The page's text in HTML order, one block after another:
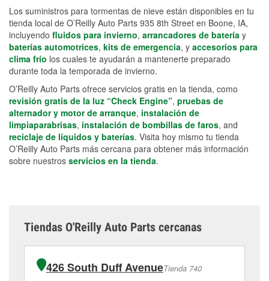
Los suministros para tormentas de nieve están disponibles en tu
tienda local de O’Reilly Auto Parts 935 8th Street en Boone, IA,
incluyendo fluidos para invierno, arrancadores de batería y
baterías automotrices, kits de emergencia, y accesorios para
clima frío los cuales te ayudarán a mantenerte preparado
durante toda la temporada de invierno.
O’Reilly Auto Parts ofrece servicios gratis en la tienda, como
revisión gratis de la luz “Check Engine”, pruebas de
alternador y motor de arranque, instalación de
limpiaparabrisas, instalación de bombillas de faros, and
reciclaje de líquidos y baterías. Visita hoy mismo tu tienda
O’Reilly Auto Parts más cercana para obtener más información
sobre nuestros servicios en la tienda.
Tiendas O'Reilly Auto Parts cercanas
426 South Duff AvenueTienda 740